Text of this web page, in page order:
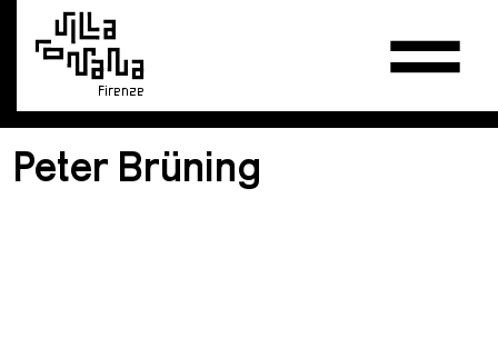
Firenze
Peter Brüning